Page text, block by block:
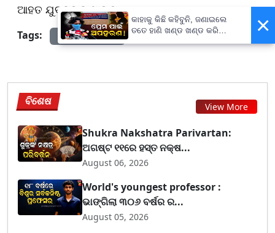
ଆହତ ଯୁବକଙ୍କ ସାଙ୍ଗ।
Tags: prameyanews7
ବିଶେଷ View More
Shukra Nakshatra Parivartan:
ଅଗଷ୍ଟ ୧୧ରେ ହସ୍ତ ନକ୍ଷ...
August 06, 2026
World's youngest professor :
ଭାଙ୍ଗିଲା ୩୦୬ ବର୍ଷର ର...
August 05, 2026
×
କାହାକୁ କିଛି କହିବୁନି, ଜଣାଇଲେ
ତତେ ହାଣି ଖଣ୍ଡ ଖଣ୍ଡ କରି
ନଦୀରେ ଭସାଇଦେବୁ...